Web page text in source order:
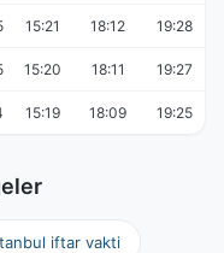
15:21 18:12 19:28
15:20 18:11 19:27
15:19 18:09 19:25
iftar vakti